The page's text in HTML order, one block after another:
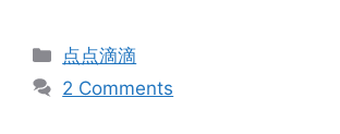
Categories
点点滴滴
2 Comments